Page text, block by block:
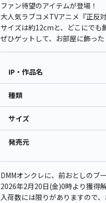
ファン待望のアイテムが登場！
大人気ラブコメTVアニメ『正反
サイズは約12cmと、どこにでも
ぜひゲットして、お部屋に飾っ
IP・作品名
種類
サイズ
発売元
DMMオンクレに、前おとしのブ
2026年2月20日(金)0時より獲得
入荷数には限りがありますので、